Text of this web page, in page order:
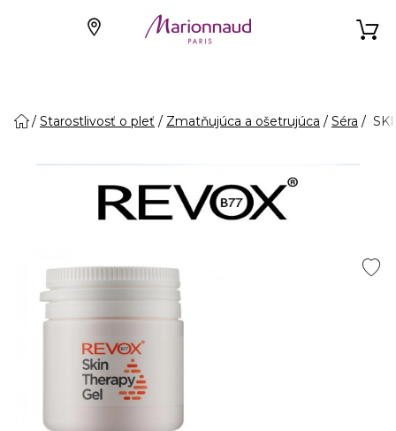
Starostlivosť o pleť Zmatňujúca a ošetrujúca Séra